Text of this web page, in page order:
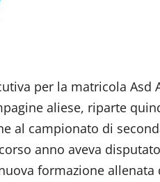
per la matricola Asd
aliese, riparte
al campionato di
anno aveva
formazione